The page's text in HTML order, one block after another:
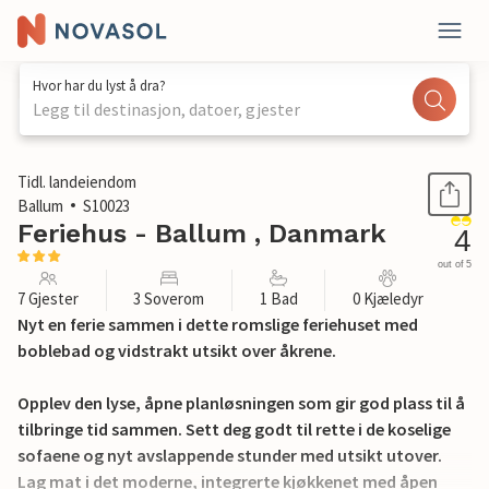
Hvor har du lyst å dra?
Legg til destinasjon, datoer, gjester
1 / 29
Tidl. landeiendom
Ballum
S10023
Feriehus - Ballum , Danmark 4
out of 5
7 Gjester 3 Soverom 1 Bad 0 Kjæledyr
Nyt en ferie sammen i dette romslige feriehuset med
boblebad og vidstrakt utsikt over åkrene.
Opplev den lyse, åpne planløsningen som gir god plass til å
tilbringe tid sammen. Sett deg godt til rette i de koselige
sofaene og nyt avslappende stunder med utsikt utover.
Lag mat i det moderne, integrerte kjøkkenet med åpen